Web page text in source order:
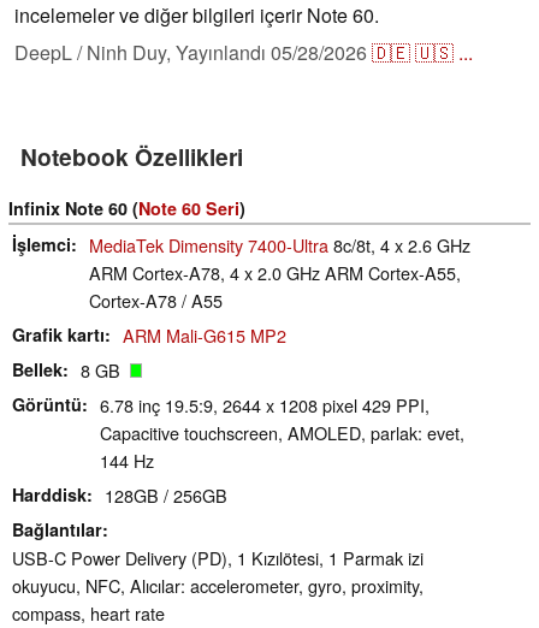
incelemeler ve diğer bilgileri içerir Note 60.
DeepL / Ninh Duy, Yayınlandı 05/28/2026🇩🇪🇺🇸 ...
Notebook Özellikleri
Infinix Note 60 (Note 60 Seri)
İşlemci
MediaTek Dimensity 7400-Ultra8c/8t, 4 x 2.6 GHz
ARM Cortex-A78, 4 x 2.0 GHz ARM Cortex-A55,
Cortex-A78 / A55
Grafik kartı ARM Mali-G615 MP2
Bellek 8 GB
Görüntü
6.78 inç 19.5:9, 2644 x 1208 pixel 429 PPI,
Capacitive touchscreen, AMOLED, parlak: evet,
144 Hz
Harddisk 128GB / 256GB
Bağlantılar
USB-C Power Delivery (PD), 1 Kızılötesi, 1 Parmak izi
okuyucu, NFC, Alıcılar: accelerometer, gyro, proximity,
compass, heart rate